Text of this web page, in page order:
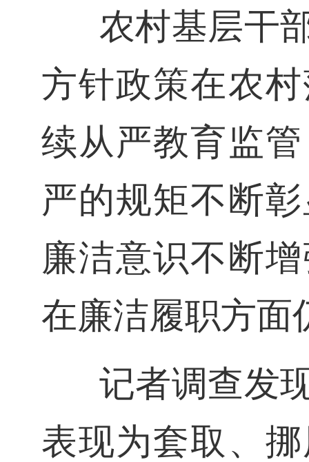
农村基层干
方针政策在农
续从严教育监
严的规矩不断
廉洁意识不断
在廉洁履职方面
记者调查发
表现为套取、